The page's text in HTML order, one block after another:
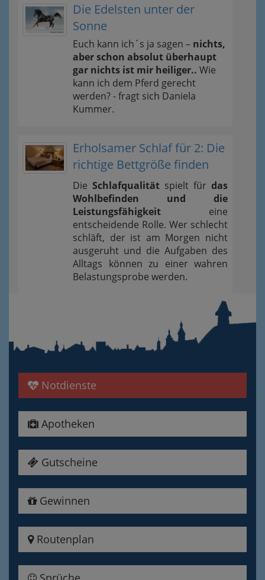
Die Edelsten unter der
Sonne
Euch kann ich´s ja sagen – nichts,
aber schon absolut überhaupt
gar nichts ist mir heiliger.. Wie
kann ich dem Pferd gerecht
werden? - fragt sich Daniela
Kummer.
Erholsamer Schlaf für 2: Die
richtige Bettgröße finden
Die Schlafqualität spielt für das
Wohlbefinden und die
Leistungsfähigkeit eine
entscheidende Rolle. Wer schlecht
schläft, der ist am Morgen nicht
ausgeruht und die Aufgaben des
Alltags können zu einer wahren
Belastungsprobe werden.
Notdienste
Apotheken
Gutscheine
Gewinnen
Routenplan